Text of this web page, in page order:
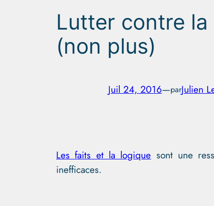
Lutter contre la
(non plus)
Juil 24, 2016—parJulien
Les faits et la logique sont une
inefficaces.